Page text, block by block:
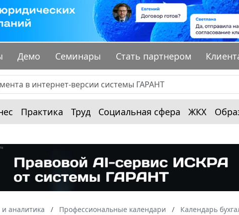
Демо Семинары Стать партнером
Практика Труд Социальная сфера ЖКХ
и аналитика Профессиональные календари Календарь